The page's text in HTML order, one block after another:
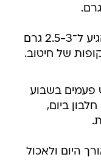
בענפי כוח ובפיתוח גוף, ניתן אף להגיע ל־2.5-3 גרם
של חיטוב.
שלוש פעמים בשבוע
110-140 גרם חלבון ביום,
היום ולאכול